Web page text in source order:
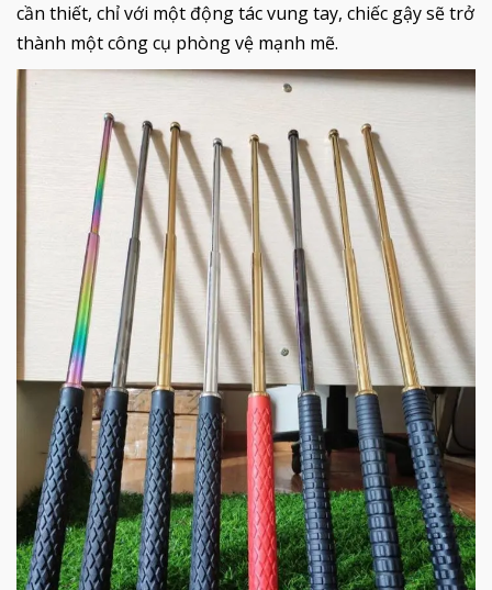
cần thiết, chỉ với một động tác vung tay, chiếc gậy sẽ trở
thành một công cụ phòng vệ mạnh mẽ.